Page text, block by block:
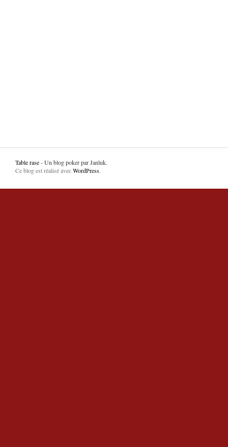
Table rase- Un blog poker par Janluk.
Ce blog est réalisé avecWordPress.